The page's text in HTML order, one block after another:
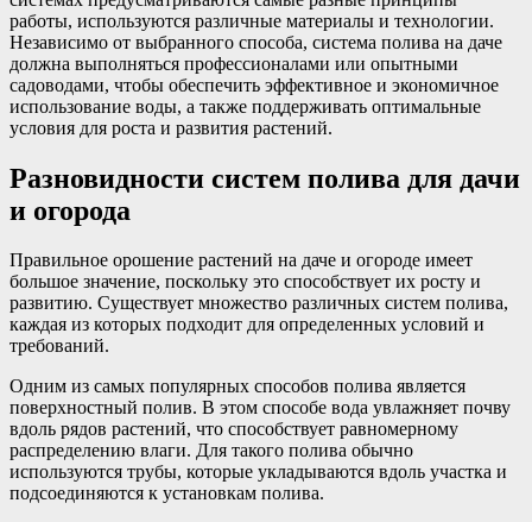
работы, используются различные материалы и технологии.
Независимо от выбранного способа, система полива на даче
должна выполняться профессионалами или опытными
садоводами, чтобы обеспечить эффективное и экономичное
использование воды, а также поддерживать оптимальные
условия для роста и развития растений.
Разновидности систем полива для дачи
и огорода
Правильное орошение растений на даче и огороде имеет
большое значение, поскольку это способствует их росту и
развитию. Существует множество различных систем полива,
каждая из которых подходит для определенных условий и
требований.
Одним из самых популярных способов полива является
поверхностный полив. В этом способе вода увлажняет почву
вдоль рядов растений, что способствует равномерному
распределению влаги. Для такого полива обычно
используются трубы, которые укладываются вдоль участка и
подсоединяются к установкам полива.